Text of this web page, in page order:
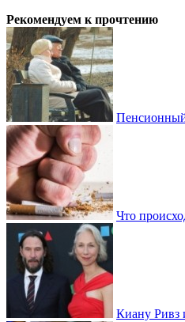
Рекомендуем к прочтению
Пенсионный
Что
Киану Ривз